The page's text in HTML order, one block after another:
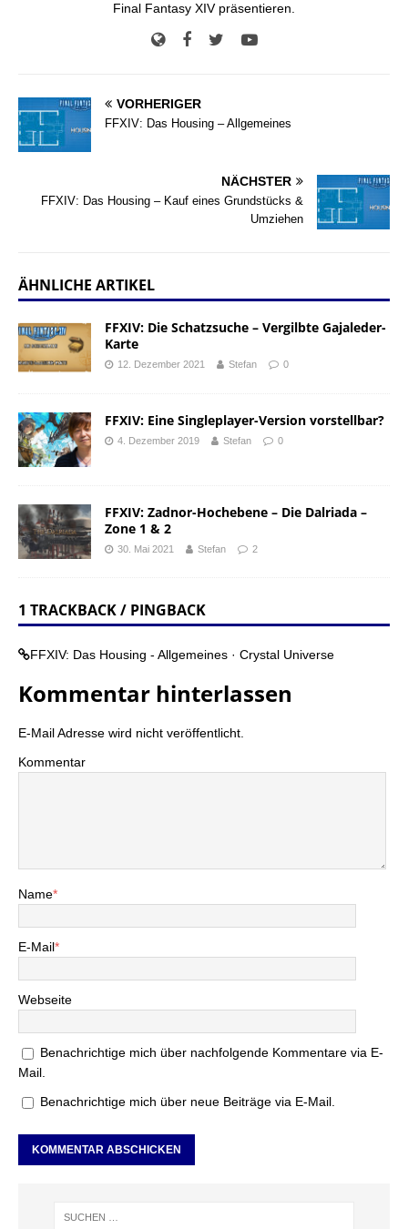
Final Fantasy XIV präsentieren.
VORHERIGER
FFXIV: Das Housing – Allgemeines
NÄCHSTER
FFXIV: Das Housing – Kauf eines Grundstücks &
Umziehen
ÄHNLICHE ARTIKEL
FFXIV: Die Schatzsuche – Vergilbte Gajaleder-
Karte
12. Dezember 2021 Stefan 0
FFXIV: Eine Singleplayer-Version vorstellbar?
4. Dezember 2019 Stefan 0
FFXIV: Zadnor-Hochebene – Die Dalriada –
Zone 1 & 2
30. Mai 2021 Stefan 2
1 TRACKBACK / PINGBACK
FFXIV: Das Housing - Allgemeines · Crystal Universe
Kommentar hinterlassen
E-Mail Adresse wird nicht veröffentlicht.
Kommentar
Name*
E-Mail*
Webseite
Benachrichtige mich über nachfolgende Kommentare via E-
Mail.
Benachrichtige mich über neue Beiträge via E-Mail.